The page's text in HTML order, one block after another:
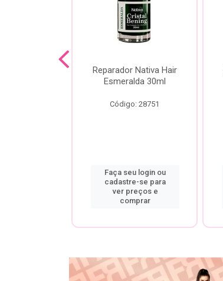
Reparador Nativa Hair
Esmeralda 30ml
Código: 28751
Faça seu login ou
cadastre-se para
ver preços e
comprar